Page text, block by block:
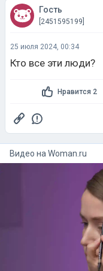
Гость
[2451595199]
25 июля 2024, 00:34
Кто все эти люди?
Нравится 2
Видео на woman.ru